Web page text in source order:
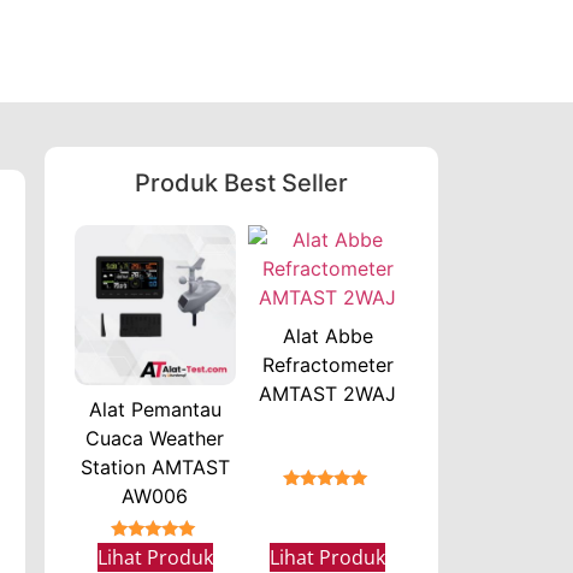
Produk Best Seller
Alat Pemantau
Cuaca Weather
Station AMTAST
AW006
★★★★★
Lihat Produk
Alat Abbe
Refractometer
AMTAST 2WAJ
Lihat Produk